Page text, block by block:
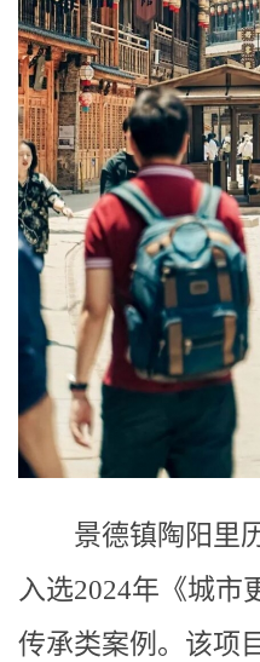
景德镇陶阳里
入选2024年《城市
传承类案例。该项